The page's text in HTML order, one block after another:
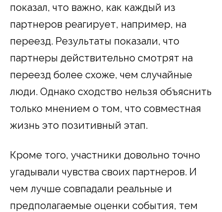
показал, что важно, как каждый из
партнеров реагирует, например, на
переезд. Результаты показали, что
партнеры действительно смотрят на
переезд более схоже, чем случайные
люди. Однако сходство нельзя объяснить
только мнением о том, что совместная
жизнь это позитивный этап.
Кроме того, участники довольно точно
угадывали чувства своих партнеров. И
чем лучше совпадали реальные и
предполагаемые оценки события, тем